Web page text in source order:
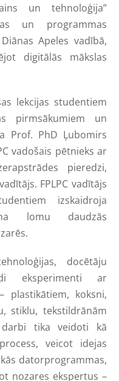
un tehnoloģija”
un programmas
Apeles vadībā,
digitālās mākslas
lekcijas studentiem
pirmsākumiem un
Prof. PhD Ļubomirs
vadošais pētnieks ar
pieredzi,
FPLPC vadītājs
izskaidroja
lomu daudzās
docētāju
eksperimenti ar
plastikātiem, koksni,
stiklu, tekstildrānām
tika veidoti kā
veicot idejas
datorprogrammas,
nozares ekspertus –